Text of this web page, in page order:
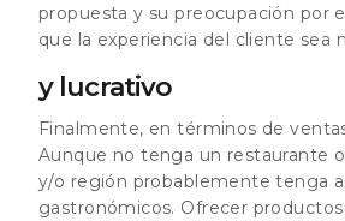
propuesta y su preocupación por
que la experiencia del cliente sea
y lucrativo
Finalmente, en términos de
Aunque no tenga un restaurante
y/o región probablemente tenga
gastronómicos. Ofrecer productos